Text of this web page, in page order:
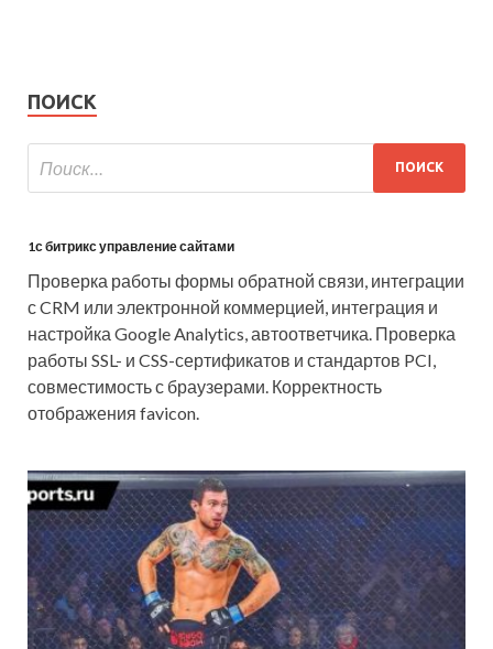
ПОИСК
1с битрикс управление сайтами
Проверка работы формы обратной связи, интеграции
с CRM или электронной коммерцией, интеграция и
настройка Google Analytics, автоответчика. Проверка
работы SSL- и CSS-сертификатов и стандартов PCI,
совместимость с браузерами. Корректность
отображения favicon.